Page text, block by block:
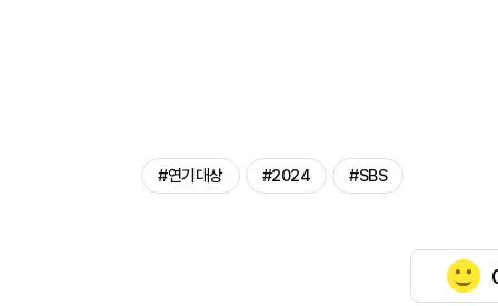
#연기대상 #2024 #SBS